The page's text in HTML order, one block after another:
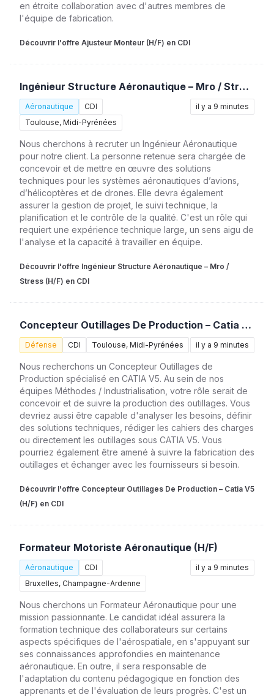
en étroite collaboration avec d'autres membres de
l'équipe de fabrication.
Découvrir l'offre Ajusteur Monteur (H/F) en CDI
Ingénieur Structure Aéronautique – Mro / Stress (H/F)
Aéronautique
CDI
Toulouse, Midi-Pyrénées
il y a 9 minutes
Nous cherchons à recruter un Ingénieur Aéronautique
pour notre client. La personne retenue sera chargée de
concevoir et de mettre en œuvre des solutions
techniques pour les systèmes aéronautiques d’avions,
d’hélicoptères et de drones. Elle devra également
assurer la gestion de projet, le suivi technique, la
planification et le contrôle de la qualité. C'est un rôle qui
requiert une expérience technique large, un sens aigu de
l'analyse et la capacité à travailler en équipe.
Découvrir l'offre Ingénieur Structure Aéronautique – Mro /
Stress (H/F) en CDI
Concepteur Outillages De Production – Catia V5 (H/F)
Défense CDI Toulouse, Midi-Pyrénées il y a 9 minutes
Nous recherchons un Concepteur Outillages de
Production spécialisé en CATIA V5. Au sein de nos
équipes Méthodes / Industrialisation, votre rôle serait de
concevoir et de suivre la production des outillages. Vous
devriez aussi être capable d'analyser les besoins, définir
des solutions techniques, rédiger les cahiers des charges
ou directement les outillages sous CATIA V5. Vous
pourriez également être amené à suivre la fabrication des
outillages et échanger avec les fournisseurs si besoin.
Découvrir l'offre Concepteur Outillages De Production – Catia V5
(H/F) en CDI
Formateur Motoriste Aéronautique (H/F)
Aéronautique
CDI
Bruxelles, Champagne-Ardenne
il y a 9 minutes
Nous cherchons un Formateur Aéronautique pour une
mission passionnante. Le candidat idéal assurera la
formation technique des collaborateurs sur certains
aspects spécifiques de l'aérospatiale, en s'appuyant sur
ses connaissances approfondies en maintenance
aéronautique. En outre, il sera responsable de
l'adaptation du contenu pédagogique en fonction des
apprenants et de l'évaluation de leurs progrès. C'est un